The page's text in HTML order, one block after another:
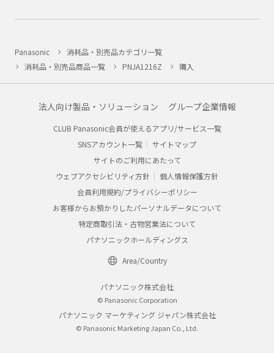
Panasonic
消耗品・別売品カテゴリ一覧
消耗品・別売品商品一覧
PNJA1216Z 購入
法人向け製品・ソリューション グループ企業情報
CLUB Panasonic会員が使えるアプリ/サービス一覧
SNSアカウント一覧
サイトマップ
サイトのご利用にあたって
ウェブアクセシビリティ方針
個人情報保護方針
会員利用規約/プライバシーポリシー
お客様からお預かりしたパーソナルデータについて
特定商取引法・古物営業法について
パナソニックホールディングス
Area/Country
パナソニック株式会社
© Panasonic Corporation
パナソニック マーケティング ジャパン株式会社
© Panasonic Marketing Japan Co., Ltd.